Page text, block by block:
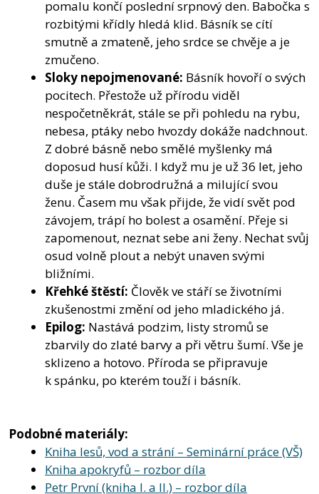
pomalu končí poslední srpnový den. Babočka s
rozbitými křídly hledá klid. Básník se cítí
smutně a zmateně, jeho srdce se chvěje a je
zmučeno.
Sloky nepojmenované: Básník hovoří o svých
pocitech. Přestože už přírodu viděl
nespočetněkrát, stále se při pohledu na rybu,
nebesa, ptáky nebo hvozdy dokáže nadchnout.
Z dobré básně nebo smělé myšlenky má
doposud husí kůži. I když mu je už 36 let, jeho
duše je stále dobrodružná a milující svou
ženu. Časem mu však přijde, že vidí svět pod
závojem, trápí ho bolest a osamění. Přeje si
zapomenout, neznat sebe ani ženy. Nechat svůj
osud volně plout a nebýt unaven svými
bližními.
Křehké štěstí: Člověk ve stáří se životními
zkušenostmi změní od jeho mladického já.
Epilog: Nastává podzim, listy stromů se
zbarvily do zlaté barvy a při větru šumí. Vše je
sklizeno a hotovo. Příroda se připravuje
k spánku, po kterém touží i básník.
Podobné materiály:
Kniha lesů, vod a strání – Seminární práce (VŠ)
Kniha apokryfů – rozbor díla
Petr První (kniha I. a II.) – rozbor díla